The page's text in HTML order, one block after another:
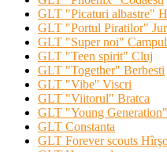
GLT "Picaturi albastre"
GLT "Portul Piratilor"
GLT "Super noi"
GLT "Teen spirit" Cluj
GLT "Together" Berbesti
GLT "Vibe'' Viscri
GLT "Viitorul" Bratca
GLT "Young
GLT Constanta
GLT Forever scouts